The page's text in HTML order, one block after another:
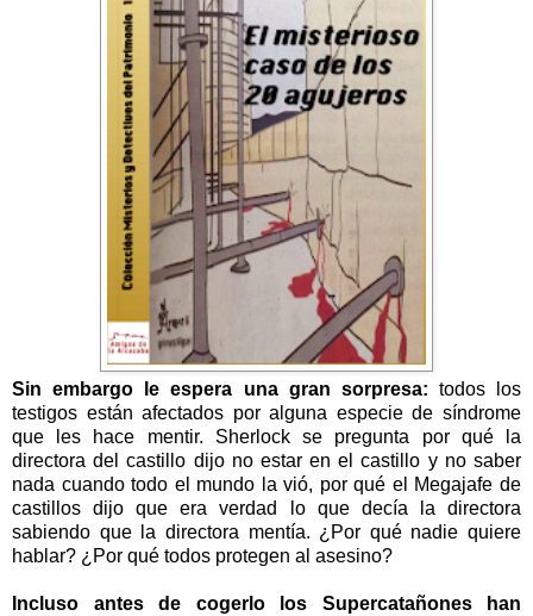
Sin embargo le espera una gran sorpresa: todos los
testigos están afectados por alguna especie de síndrome
que les hace mentir. Sherlock se pregunta por qué la
directora del castillo dijo no estar en el castillo y no saber
nada cuando todo el mundo la vió, por qué el Megajafe de
castillos dijo que era verdad lo que decía la directora
sabiendo que la directora mentía. ¿Por qué nadie quiere
hablar? ¿Por qué todos protegen al asesino?
Incluso antes de cogerlo los Supercatañones han